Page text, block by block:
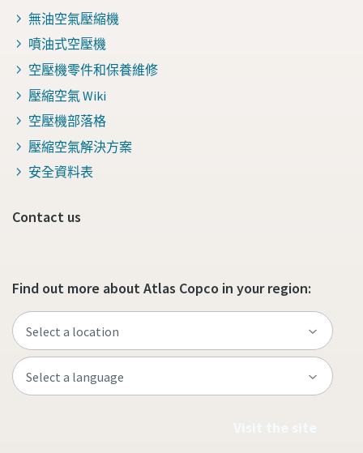
無油空氣壓縮機
噴油式空壓機
空壓機零件和保養維修
壓縮空氣 Wiki
空壓機部落格
壓縮空氣解決方案
安全資料表
Contact us
Find out more about Atlas Copco in your region: